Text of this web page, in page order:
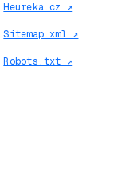
Heureka.cz ↗
Sitemap.xml ↗
Robots.txt ↗